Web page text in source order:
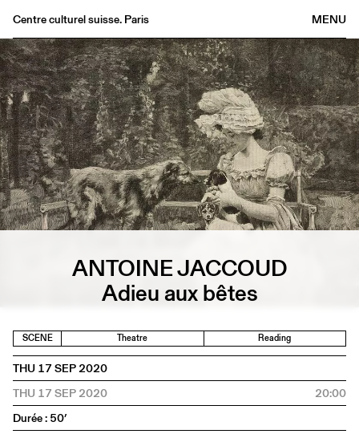
MENU
Centre culturel suisse. Paris
Agenda
Bookshop
Buvette
Archives
Medias
Publications
About
FR/EN
ANTOINE JACCOUD
Adieu aux bêtes
SCENE Theatre Reading
THU 17 SEP 2020
THU 17 SEP 2020
20:00
Durée : 50’